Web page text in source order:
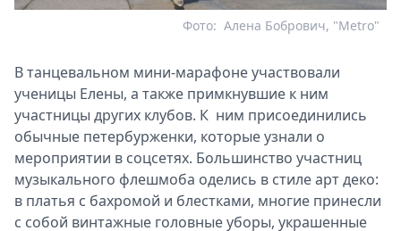
Алена Бобрович, "Metro"
Фото:
В танцевальном мини-марафоне участвовали
ученицы Елены, а также примкнувшие к ним
участницы других клубов. К ним присоединились
обычные петербурженки, которые узнали о
мероприятии в соцсетях. Большинство участниц
музыкального флешмоба оделись в стиле арт деко:
в платья с бахромой и блестками, многие принесли
с собой винтажные головные уборы, украшенные